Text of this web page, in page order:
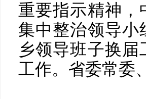
重要指示精神，
集中整治领导小
乡领导班子换
工作。省委常委